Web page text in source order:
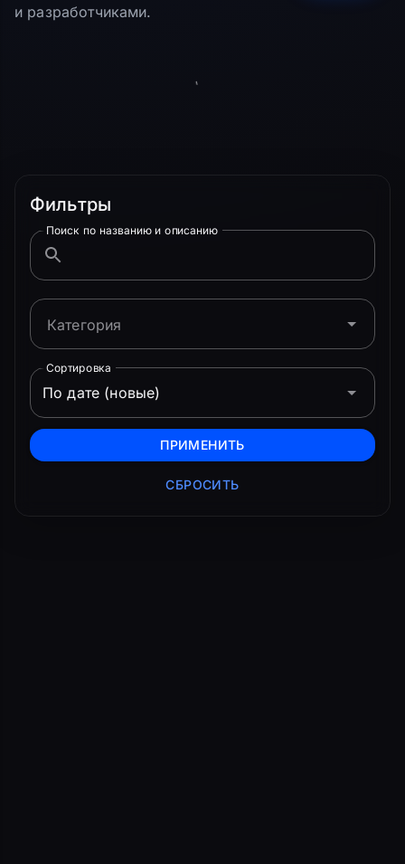
и разработчиками.
Фильтры
Поиск по названию и описанию
Категория
По дате (новые)
Сортировка
ПРИМЕНИТЬ
СБРОСИТЬ